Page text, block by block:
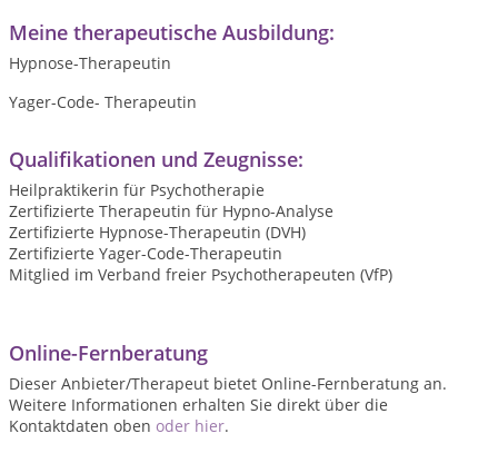
Meine therapeutische Ausbildung:
Hypnose-Therapeutin
Yager-Code- Therapeutin
Qualifikationen und Zeugnisse:
Heilpraktikerin für Psychotherapie
Zertifizierte Therapeutin für Hypno-Analyse
Zertifizierte Hypnose-Therapeutin (DVH)
Zertifizierte Yager-Code-Therapeutin
Mitglied im Verband freier Psychotherapeuten (VfP)
Online-Fernberatung
Dieser Anbieter/Therapeut bietet Online-Fernberatung an.
Weitere Informationen erhalten Sie direkt über die
Kontaktdaten oben oder hier.